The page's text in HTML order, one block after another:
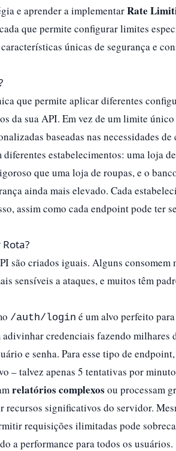
e aprender a implementarRate
que permite configurar limites
únicas de segurança e
que permite aplicar diferentes
da sua API. Em vez de um limite
baseadas nas necessidades de
diferentes estabelecimentos: uma loja
que uma loja de roupas, e o
ainda mais elevado. Cada
assim como cada endpoint pode ter
são criados iguais. Alguns consomem
sensíveis a ataques, e muitos têm
/auth/login é um alvo perfeito
credenciais fazendo milhares
e senha. Para esse tipo de
– talvez apenas 5 tentativas por
relatórios complexos ou processam
recursos significativos do servidor.
requisições ilimitadas pode
a performance para todos os usuários.​